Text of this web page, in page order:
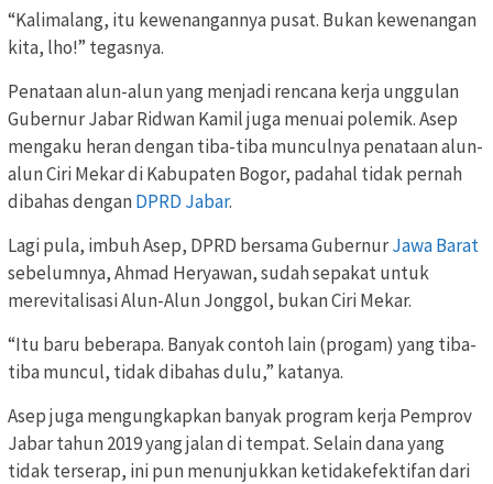
“Kalimalang, itu kewenangannya pusat. Bukan kewenangan
kita, lho!” tegasnya.
Penataan alun-alun yang menjadi rencana kerja unggulan
Gubernur Jabar Ridwan Kamil juga menuai polemik. Asep
mengaku heran dengan tiba-tiba munculnya penataan alun-
alun Ciri Mekar di Kabupaten Bogor, padahal tidak pernah
dibahas denganDPRD Jabar.
Lagi pula, imbuh Asep, DPRD bersama GubernurJawa Barat
sebelumnya, Ahmad Heryawan, sudah sepakat untuk
merevitalisasi Alun-Alun Jonggol, bukan Ciri Mekar.
“Itu baru beberapa. Banyak contoh lain (progam) yang tiba-
tiba muncul, tidak dibahas dulu,” katanya.
Asep juga mengungkapkan banyak program kerja Pemprov
Jabar tahun 2019 yang jalan di tempat. Selain dana yang
tidak terserap, ini pun menunjukkan ketidakefektifan dari